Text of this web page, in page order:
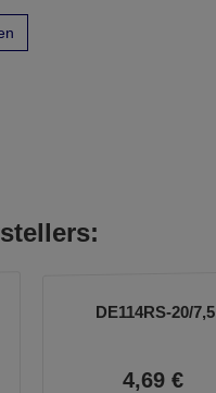
DE114RS-20/7,5
4,69 €